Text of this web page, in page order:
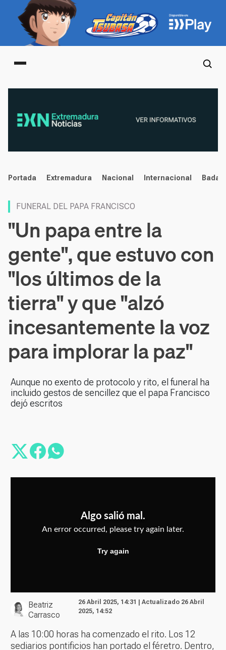
Main menu
noticias
Portada Extremadura Nacional Internacional
FUNERAL DEL PAPA FRANCISCO
"Un papa entre la
gente", que estuvo con
"los últimos de la
tierra" y que "alzó
incesantemente la voz
para implorar la paz"
Aunque no exento de protocolo y rito, el funeral ha
incluido gestos de sencillez que el papa Francisco
dejó escritos
Beatriz
Carrasco
26 Abril 2025, 14:31 | Actualizado 26 Abril
2025, 14:52
A las 10:00 horas ha comenzado el rito. Los 12
sediarios pontificios han portado el féretro. Dentro,